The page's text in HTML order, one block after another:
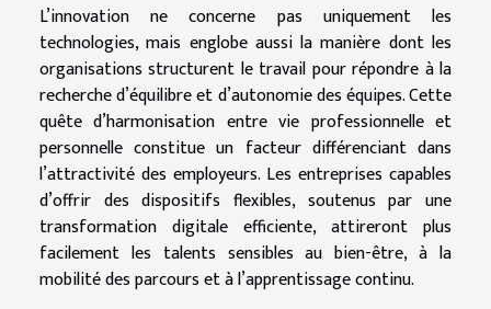
L’innovation ne concerne pas uniquement les
technologies, mais englobe aussi la manière dont les
organisations structurent le travail pour répondre à la
recherche d’équilibre et d’autonomie des équipes. Cette
quête d’harmonisation entre vie professionnelle et
personnelle constitue un facteur différenciant dans
l’attractivité des employeurs. Les entreprises capables
d’offrir des dispositifs flexibles, soutenus par une
transformation digitale efficiente, attireront plus
facilement les talents sensibles au bien-être, à la
mobilité des parcours et à l’apprentissage continu.